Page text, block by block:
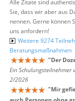
Alle Zitate sind
Sie, dass wir aber aus
nennen. Gerne können
uns anfordern!
Weitere 9274
Beratungsmaßnahmen
"Der
Ein
2/2026
"Mir